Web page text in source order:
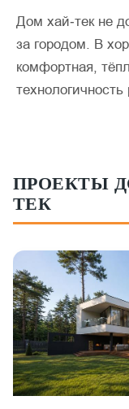
Дом хай‑тек не
за городом. В
комфортная,
технологичность
ПРОЕКТЫ
ТЕК